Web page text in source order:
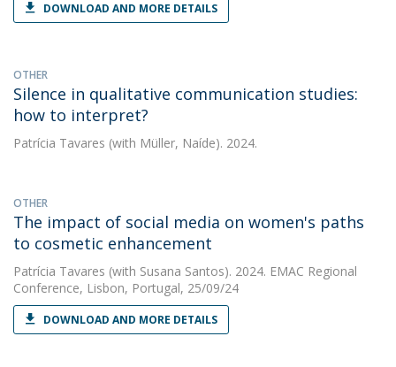
DOWNLOAD AND MORE DETAILS
OTHER
Silence in qualitative communication studies:
how to interpret?
Patrícia Tavares (with Müller, Naíde). 2024.
OTHER
The impact of social media on women's paths
to cosmetic enhancement
Patrícia Tavares (with Susana Santos). 2024. EMAC Regional
Conference, Lisbon, Portugal, 25/09/24
DOWNLOAD AND MORE DETAILS